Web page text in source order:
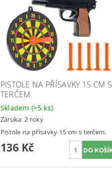
PISTOLE NA PŘÍSAVKY 15 CM S
TERČEM
Skladem(>5 ks)
Záruka: 2 roky
Pistole na přísavky 15 cm s terčem.
136 Kč